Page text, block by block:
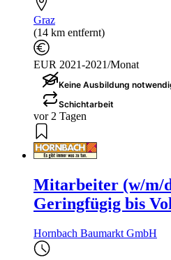
Graz
(14 km entfernt)
EUR 2021-2021/Monat
Keine Ausbildung
Schichtarbeit
vor 2 Tagen
Mitarbeiter (w/m/
Geringfügig bis
Hornbach Baumarkt GmbH